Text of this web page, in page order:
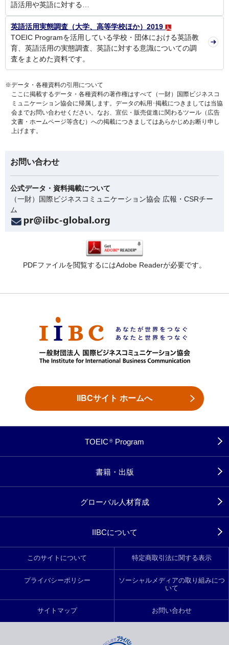
語活用や英語に対する…
英語活用実態調査（大学、高等学校ほか）2019
TOEIC Programを活用している学校・団体における英語教
育、英語活用の実態調査、英語に対する意識についての調
査をまとめた資料です。
※データ・各種資料の引用について
ここに掲載するデータ・各種資料の著作権はすべて（一財）国際ビジネスコ
ミュニケーション協会に帰属します。データの転用･掲載につきましては当協
会までお問い合わせください。なお、宣伝・販売促進に関わるツール（広告
文書・ホームページ等含む）への掲載につきましてはあらかじめお断り申し
上げます。
お問い合わせ
公式データ・資料掲載について
（一財）国際ビジネスコミュニケーション協会 広報・CSRチー
ム
PDFファイルを閲覧するにはAdobe Readerが必要です。
IIBCサイト ホームへ
TOEIC ® Program
書籍・出版
グローバル人材育成
IIBCについて
このサイトについて 特定商取引法に関する表示
プライバシーポリシー
ソーシャルメディアの取り組みにつ
いて
サイトマップ お問い合わせ